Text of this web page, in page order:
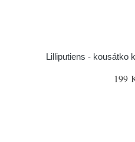
Lilliputiens - kousátko
199